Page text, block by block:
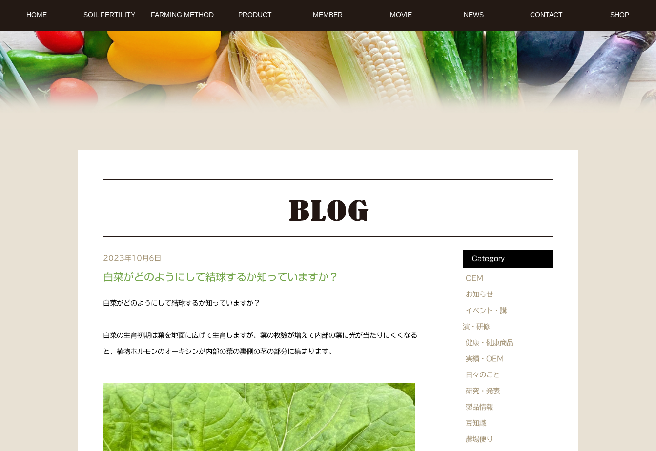
HOME SOIL FERTILITY FARMING METHOD PRODUCT MEMBER MOVIE NEWS CONTACT SHOP
2023年10月6日
白菜がどのようにして結球するか知っていますか？
白菜がどのようにして結球するか知っていますか？
白菜の生育初期は葉を地面に広げて生育しますが、葉の枚数が増えて内部の葉に光が当たりにくくなる
と、植物ホルモンのオーキシンが内部の葉の裏側の茎の部分に集まります。
Category
OEM
お知らせ
イベント・講
演・研修
健康・健康商品
実績・OEM
日々のこと
研究・発表
製品情報
豆知識
農場便り